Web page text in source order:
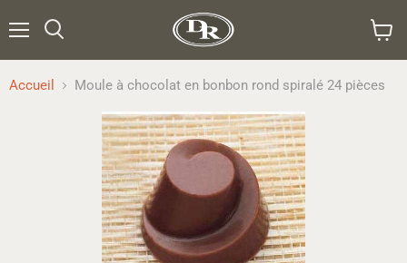
le
Accueil Moule à chocolat en bonbon rond spiralé 24 pièces